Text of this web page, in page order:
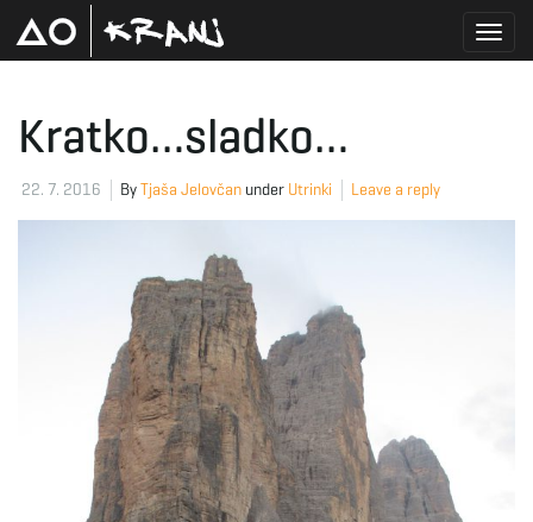
Kratko…sladko…
22. 7. 2016 ByTjaša Jelovčan under Utrinki Leave a reply